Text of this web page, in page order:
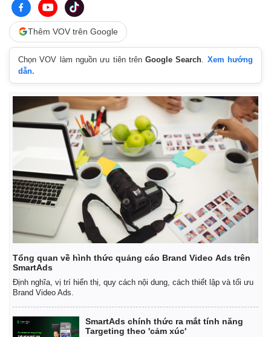
Thêm VOV trên Google
Chọn VOV làm nguồn ưu tiên trênGoogle Search
Xem hướng
dẫn.
Tổng quan về hình thức quảng cáo Brand Video Ads trên
SmartAds
Định nghĩa, vị trí hiển thị, quy cách nội dung, cách thiết lập và tối ưu
Brand Video Ads.
SmartAds chính thức ra mắt tính năng
Targeting theo 'cảm xúc'